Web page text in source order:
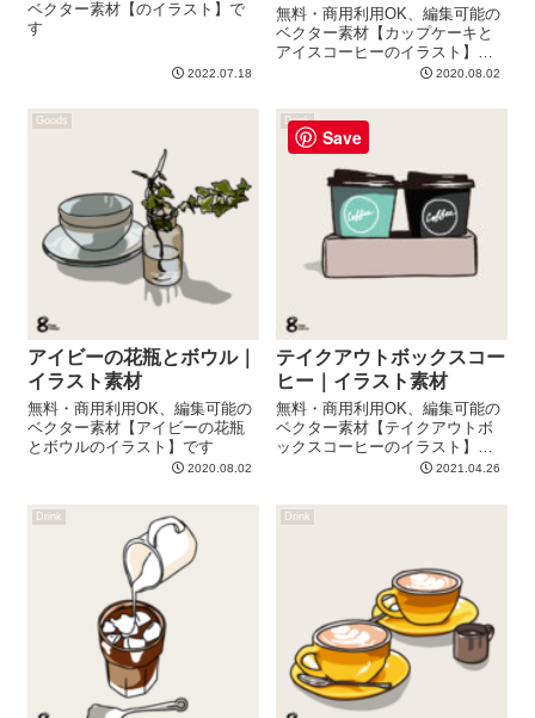
ベクター素材【のイラスト】で
す
2022.07.18
無料・商用利用OK、編集可能の
ベクター素材【カップケーキと
アイスコーヒーのイラスト】で
2020.08.02
Goods
アイビーの花瓶とボウル｜
イラスト素材
無料・商用利用OK、編集可能の
ベクター素材【アイビーの花瓶
とボウルのイラスト】です
2020.08.02
Drink
テイクアウトボックスコー
ヒー｜イラスト素材
無料・商用利用OK、編集可能の
ベクター素材【テイクアウトボ
ックスコーヒーのイラスト】で
2021.04.26
Drink Drink
Save